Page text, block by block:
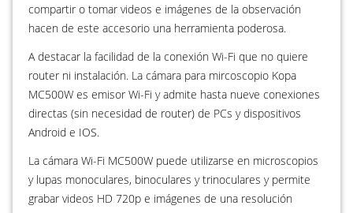
compartir o tomar videos e imágenes de la observación
hacen de este accesorio una herramienta poderosa.
A destacar la facilidad de la conexión Wi-Fi que no quiere
router ni instalación. La cámara para mircoscopio Kopa
MC500W es emisor Wi-Fi y admite hasta nueve conexiones
directas (sin necesidad de router) de PCs y dispositivos
Android e IOS.
La cámara Wi-Fi MC500W puede utilizarse en microscopios
y lupas monoculares, binoculares y trinoculares y permite
grabar videos HD 720p e imágenes de una resolución